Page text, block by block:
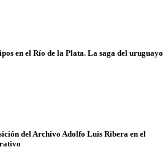
en el Río de la Plata. La saga del uruguayo
del Archivo Adolfo Luis Ribera en el